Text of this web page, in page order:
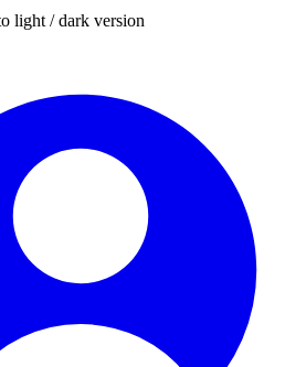
light / dark version